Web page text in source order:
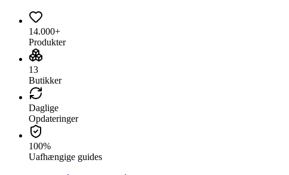
14.000+
Produkter
13
Butikker
Daglige
Opdateringer
100%
Uafhængige guides